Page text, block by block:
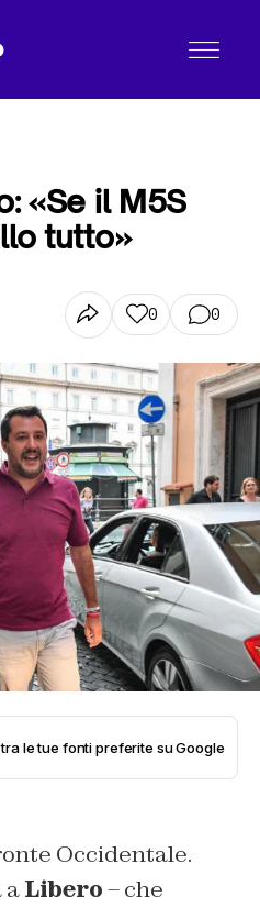
«Se il M5S
tutto»
0 0
le tue fonti preferite su Google
Occidentale.
aLibero– che